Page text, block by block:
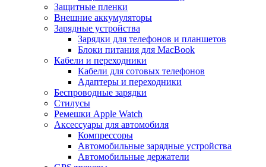
Защитные пленки
Внешние аккумуляторы
Зарядные устройства
Зарядки для телефонов и планшетов
Блоки питания для MacBook
Кабели и переходники
Кабели для сотовых телефонов
Адаптеры и переходники
Беспроводные зарядки
Стилусы
Ремешки Apple Watch
Аксессуары для автомобиля
Компрессоры
Автомобильные зарядные устройства
Автомобильные держатели